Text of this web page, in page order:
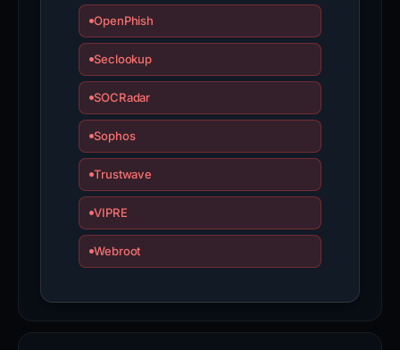
OpenPhish
Seclookup
SOCRadar
Sophos
Trustwave
VIPRE
Webroot